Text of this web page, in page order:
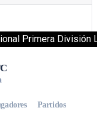
Primera División